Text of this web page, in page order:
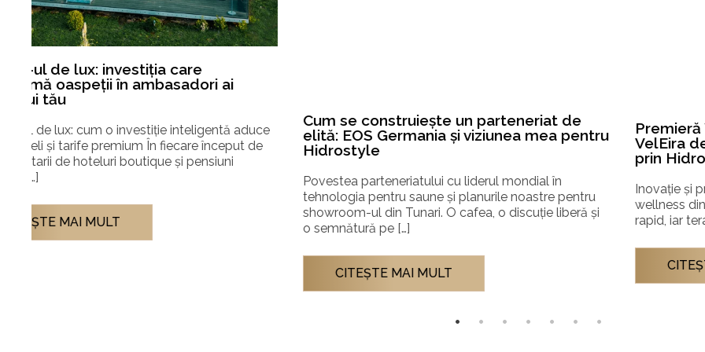
Cum se construiește un parteneriat de
elită: EOS Germania și viziunea mea pentru
Hidrostyle
tehnologia pentru saune și planurile noastre pentru
showroom-ul din Tunari. O cafea, o discuție liberă și
o semnătură pe […]
Premieră în România: Bazinul cu apă rece
VelEira de la Auroom Wellness, disponibil
prin Hidrostyle
Inovație și precizie în terapia prin apă rece Piața de
wellness din România continuă să se maturizeze
rapid, iar terapia prin apă rece (cold plunge) […]
CITEŞTE MAI MULT